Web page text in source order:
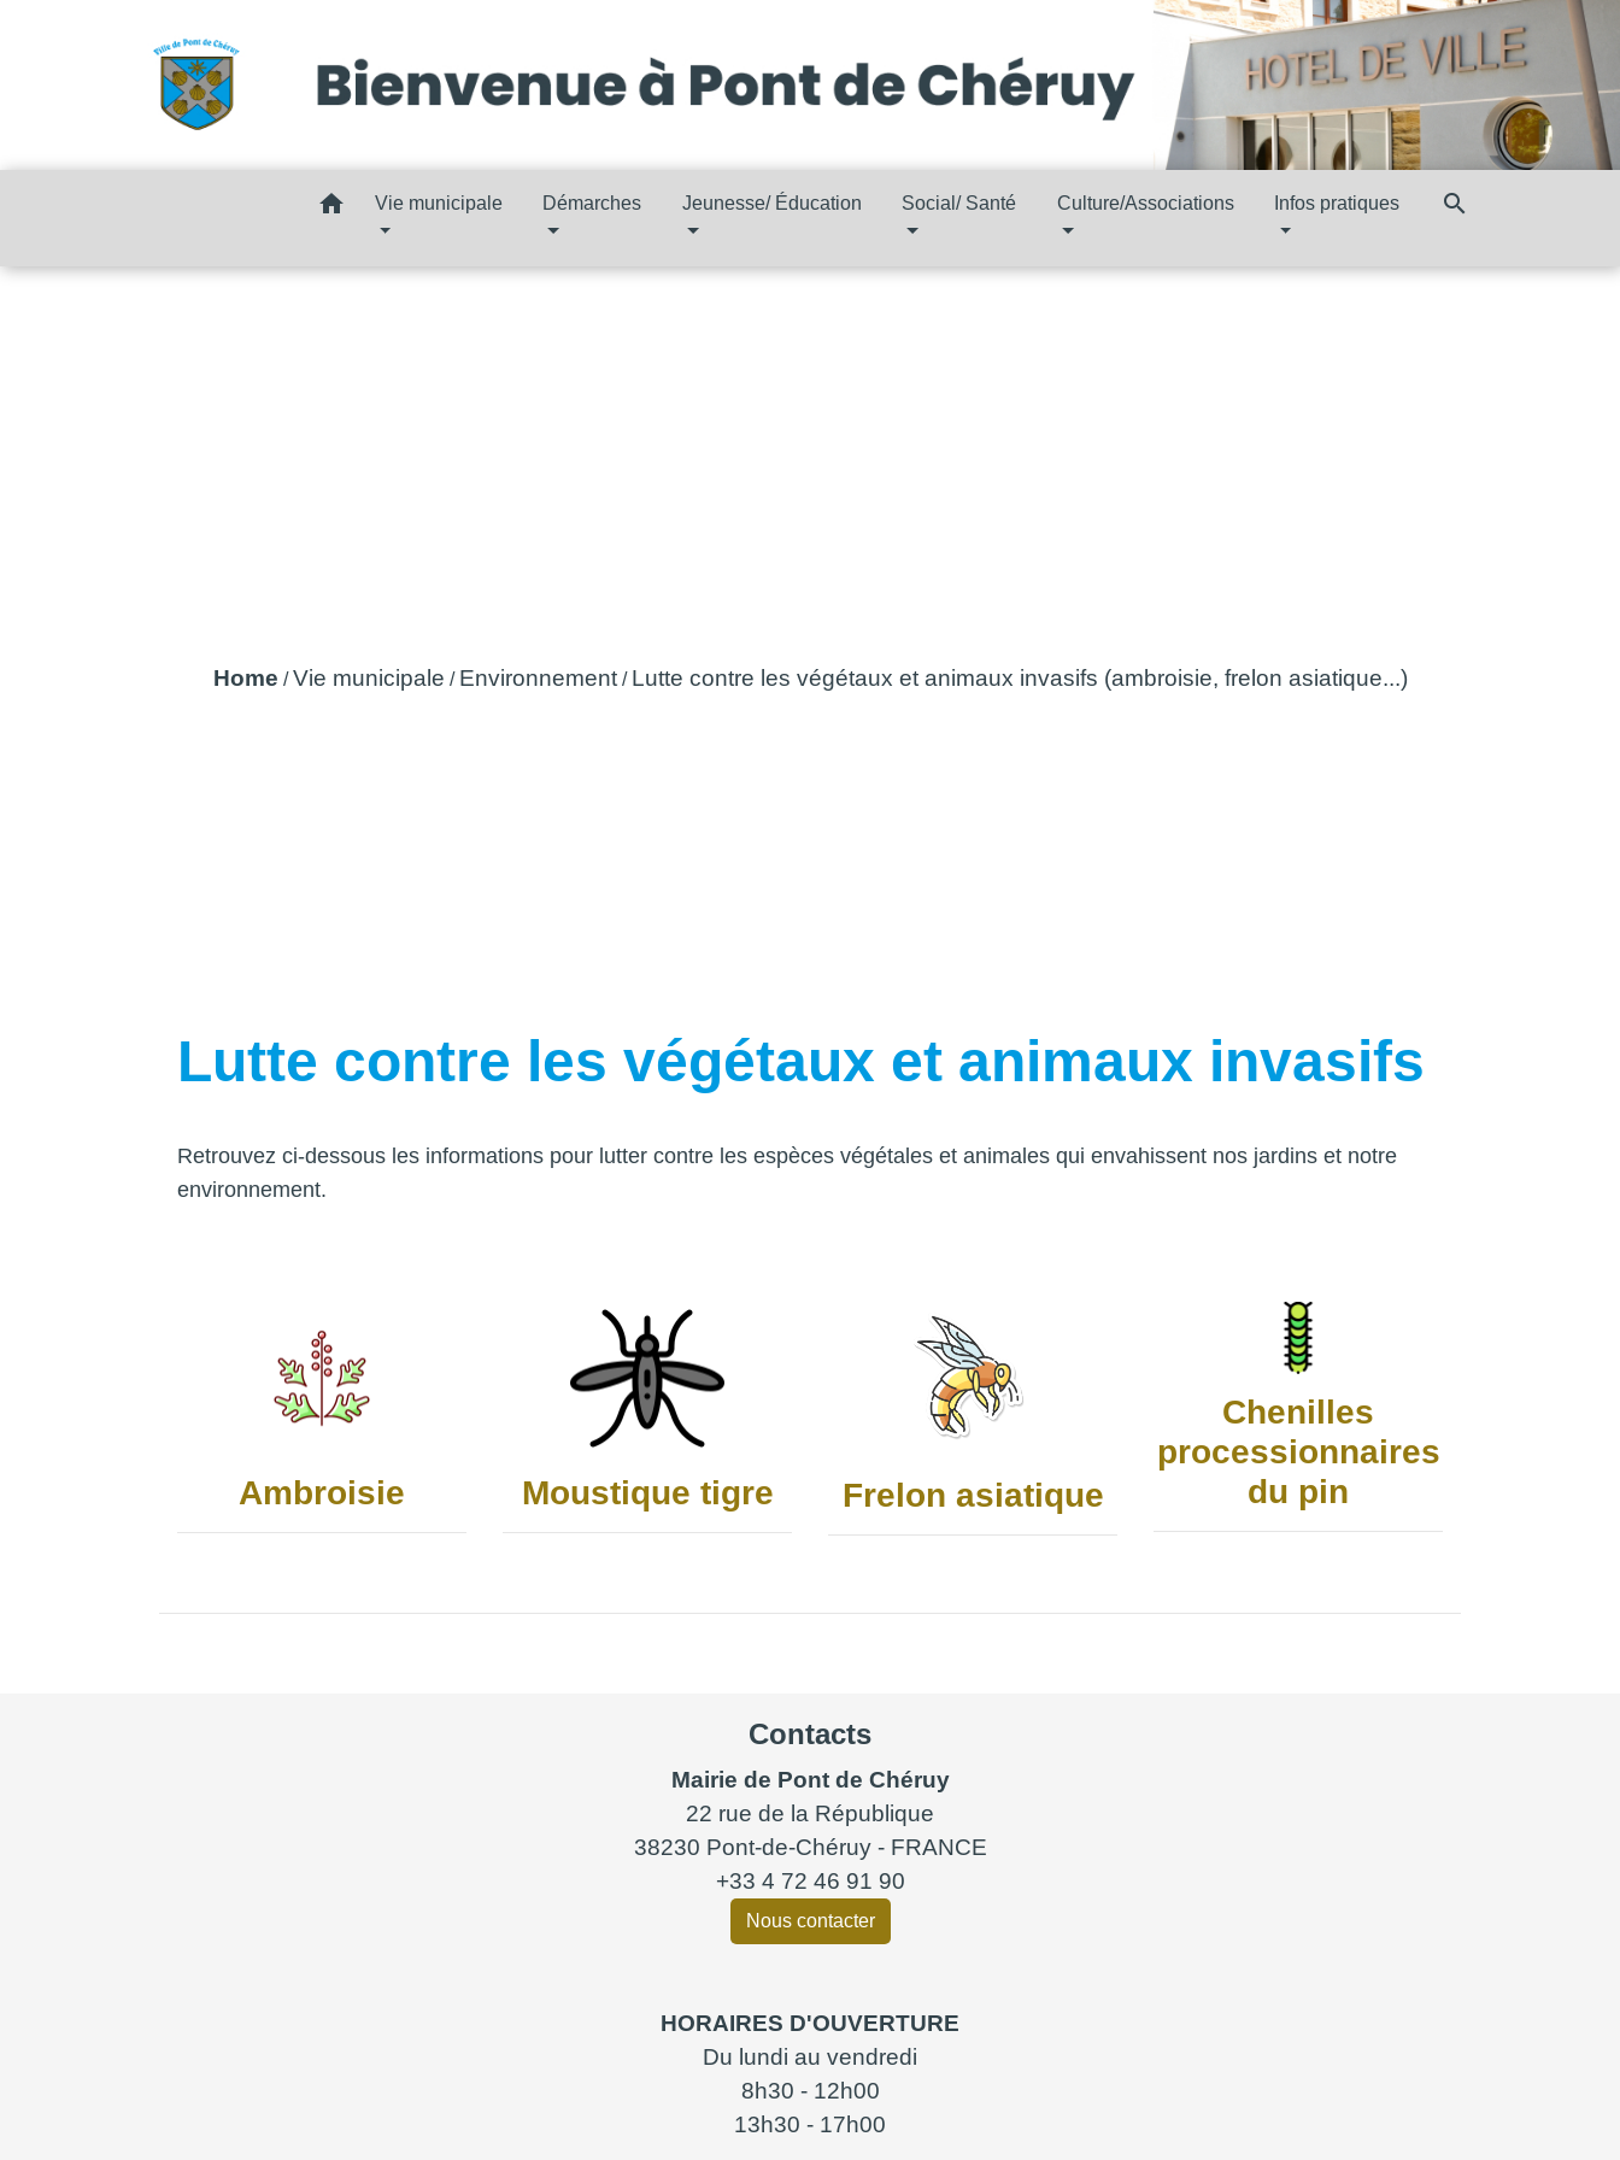
home Vie municipale Démarches Jeunesse/ Éducation Social/ Santé Culture/Associations Infos pratiques search
Home /Vie municipale / Environnement/ Lutte contre les végétaux et animaux invasifs (ambroisie, frelon asiatique...)
Lutte contre les végétaux et animaux invasifs
Retrouvez ci-dessous les informations pour lutter contre les espèces végétales et animales qui envahissent nos jardins et notre
environnement.
Ambroisie Moustique tigre Frelon asiatique
Chenilles
processionnaires
du pin
Contacts
Mairie de Pont de Chéruy
22 rue de la République
38230 Pont-de-Chéruy - FRANCE
+33 4 72 46 91 90
Nous contacter
HORAIRES D'OUVERTURE
Du lundi au vendredi
8h30 - 12h00
13h30 - 17h00